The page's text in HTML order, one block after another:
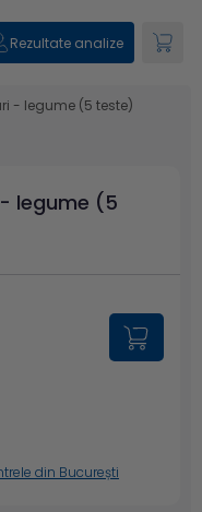
Rezultate analize
- legume (5 teste)
legume (5
din București